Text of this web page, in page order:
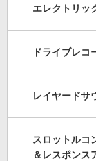
エレクトリッ
ドライブレコ
レイヤードサ
スロットルコ
＆レスポンス